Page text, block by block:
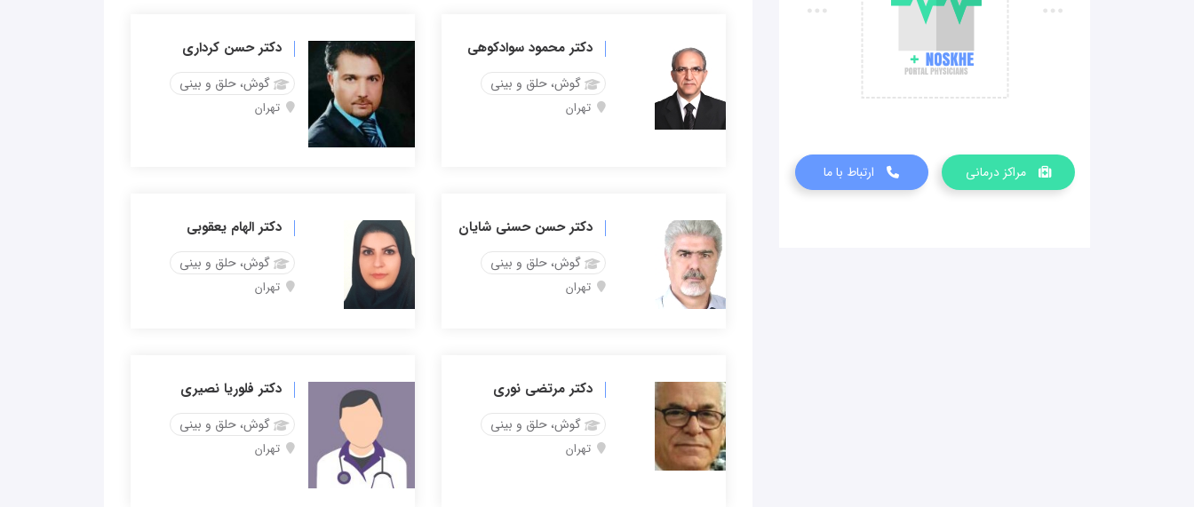
دکتر محمود سوادکوهی
گوش، حلق و بینی
تهران
دکتر حسن کرداری
گوش، حلق و بینی
تهران
دکتر حسن حسنی شایان
گوش، حلق و بینی
تهران
دکتر الهام یعقوبی
گوش، حلق و بینی
تهران
دکتر مرتضی نوری
گوش، حلق و بینی
تهران
دکتر فلوریا نصیری
گوش، حلق و بینی
تهران
مراکز درمانی ارتباط با ما